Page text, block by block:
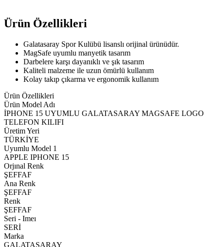
Ürün Özellikleri
Galatasaray Spor Kulübü lisanslı orijinal ürünüdür.
MagSafe uyumlu manyetik tasarım
Darbelere karşı dayanıklı ve şık tasarım
Kaliteli malzeme ile uzun ömürlü kullanım
Kolay takıp çıkarma ve ergonomik kullanım
Ürün Özellikleri
Ürün Model Adı
İPHONE 15 UYUMLU GALATASARAY MAGSAFE LOGO
TELEFON KILIFI
Üretim Yeri
TÜRKİYE
Uyumlu Model 1
APPLE IPHONE 15
Orjınal Renk
ŞEFFAF
Ana Renk
ŞEFFAF
Renk
ŞEFFAF
Seri - Imeı
SERİ
Marka
GALATASARAY